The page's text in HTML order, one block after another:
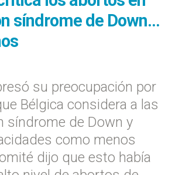
síndrome de Down…
su preocupación por
Bélgica considera a las
síndrome de Down y
como menos
dijo que esto había